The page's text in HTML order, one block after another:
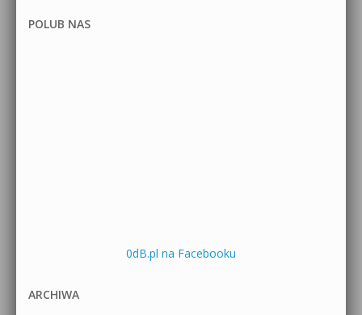
POLUB NAS
0dB.pl na Facebooku
ARCHIWA